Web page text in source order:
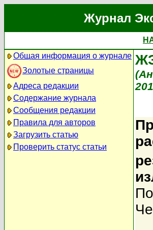
Журнал
Общая информация о журнале
Золотые страницы
Адреса редакции
Содержание журнала
Сообщения редакции
Правила для авторов
Загрузить статью
Проверить статус статьи